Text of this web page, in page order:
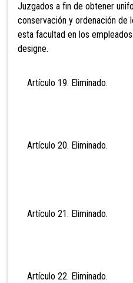
Juzgados a fin de obtener
conservación y ordenación de
esta facultad en los
designe.
Artículo 19. Eliminado.
Artículo 20. Eliminado.
Artículo 21. Eliminado.
Artículo 22. Eliminado.